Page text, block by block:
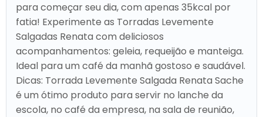
para começar seu dia, com apenas 35kcal por
fatia! Experimente as Torradas Levemente
Salgadas Renata com deliciosos
acompanhamentos: geleia, requeijão e manteiga.
Ideal para um café da manhã gostoso e saudável.
Dicas: Torrada Levemente Salgada Renata Sache
é um ótimo produto para servir no lanche da
escola, no café da empresa, na sala de reunião,